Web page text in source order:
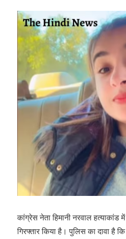
कांग्रेस नेता हिमानी नरवाल
गिरफ्तार किया है। पुलिस का दावा है